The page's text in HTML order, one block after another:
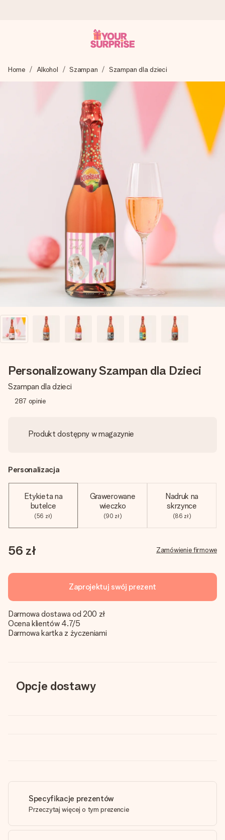
Tworzymy Twój prezent z troską i wysyłamy go w mgnieniu
oka – dzięki czemu możesz go dać dokładnie we
właściwym momencie, kiedy ma to największe znaczenie
4,7 (na podstawie +15 000 opinii)
Nasze prezenty inspirują. Klienci oceniają nas na 4,7 w
Darmowy bilecik z życzeniami
Stwórz coś wyjątkowego w zaledwie kilku krokach – z jej
imieniem, swoim zdjęciem lub wiadomością, która naprawdę
poruszy serce. Bez problemu, po prostu ogrom miłości na
tę chwilę.
Home Alkohol Szampan Szampan dla dzieci
Personalizowany Szampan dla Dzieci
Szampan dla dzieci
287 opinie
Produkt dostępny w magazynie
Personalizacja
Etykieta na
butelce
(56 zł)
Grawerowane
wieczko
(90 zł)
Nadruk na
skrzynce
(86 zł)
56 zł Zamówienie firmowe
Zaprojektuj swój prezent
Darmowa dostawa od 200 zł
Ocena klientów 4.7/5
Darmowa kartka z życzeniami
Opcje dostawy
Specyfikacje prezentów
Przeczytaj więcej o tym prezencie